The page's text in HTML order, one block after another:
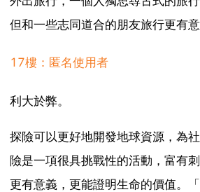
但和一些志同道合的朋友旅行更有意
17樓：匿名使用者
利大於弊。
探險可以更好地開發地球資源，為
險是一項很具挑戰性的活動，富有
更有意義，更能證明生命的價值。